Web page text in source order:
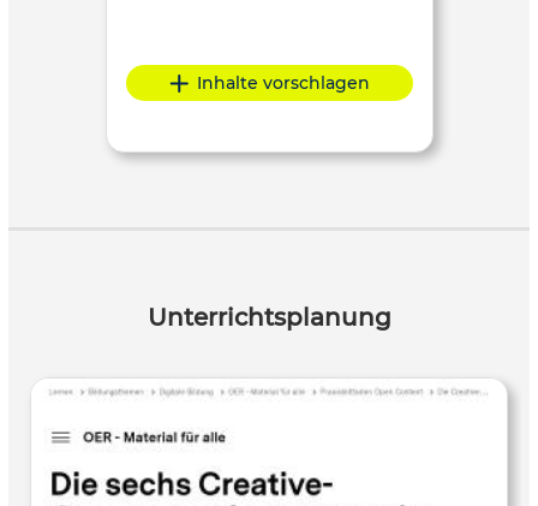
Inhalte vorschlagen
Unterrichtsplanung